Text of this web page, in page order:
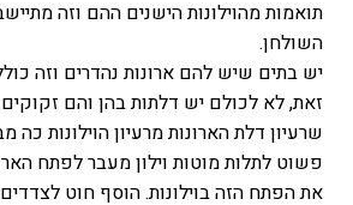
תואמות מהוילונות הישנים ההם וזה
השולחן.
יש בתים שיש להם ארונות נהדרים וזה
זאת, לא לכולם יש דלתות בהן והם זקוקים
שרעיון דלת הארונות מרעיון הוילונות כה
פשוט לתלות מוטות וילון מעבר לפתח
את הפתח הזה בוילונות. הוסף חוט